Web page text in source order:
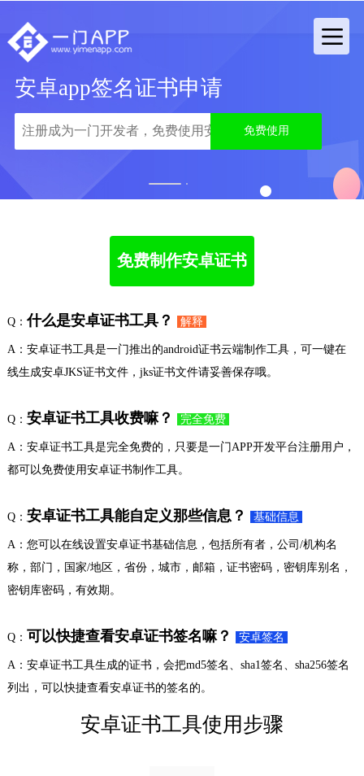
安卓app签名证书申请
免费使用
免费制作安卓证书
Q：什么是安卓证书工具？ 解释
A：安卓证书工具是一门推出的android证书云端制作工具，可一键在
线生成安卓JKS证书文件，jks证书文件请妥善保存哦。
Q： 安卓证书工具收费嘛？ 完全免费
A：安卓证书工具是完全免费的，只要是一门APP开发平台注册用户，
都可以免费使用安卓证书制作工具。
Q： 安卓证书工具能自定义那些信息？ 基础信息
A：您可以在线设置安卓证书基础信息，包括所有者，公司/机构名
称，部门，国家/地区，省份，城市，邮箱，证书密码，密钥库别名，
密钥库密码，有效期。
Q： 可以快捷查看安卓证书签名嘛？ 安卓签名
A：安卓证书工具生成的证书，会把md5签名、sha1签名、sha256签名
列出，可以快捷查看安卓证书的签名的。
安卓证书工具使用步骤